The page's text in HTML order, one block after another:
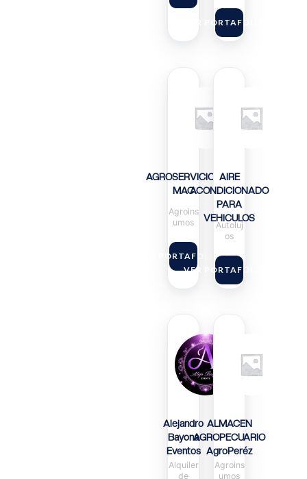
VER PORTAFOLIO
AGROSERVICIOS
MAC
Agroins
umos
VER PORTAFOLIO
AIRE
ACONDICIONADO
PARA
VEHICULOS
Autoluj
os
VER PORTAFOLIO
Alejandro
Bayona
Eventos
Alquiler
de
ALMACEN
AGROPECUARIO
AgroPeréz
Agroins
umos